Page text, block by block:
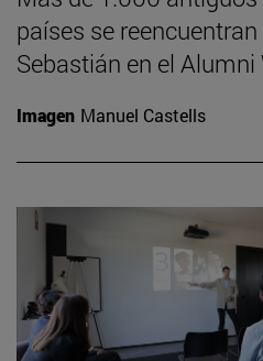
países se
Sebastián en el Alumni
Imagen Manuel Castells